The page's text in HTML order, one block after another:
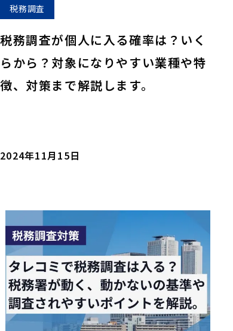
税務調査
税務調査が個人に入る確率は？いく
らから？対象になりやすい業種や特
徴、対策まで解説します。
2024年11月15日